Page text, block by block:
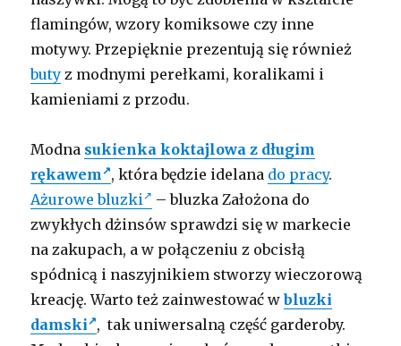
flamingów, wzory komiksowe czy inne
motywy. Przepięknie prezentują się również
buty z modnymi perełkami, koralikami i
kamieniami z przodu.
Modna sukienka koktajlowa z długim
rękawem
, która będzie idelana do pracy.
Ażurowe bluzki
– bluzka Założona do
zwykłych dżinsów sprawdzi się w markecie
na zakupach, a w połączeniu z obcisłą
spódnicą i naszyjnikiem stworzy wieczorową
kreację. Warto też zainwestować wbluzki
damski , tak uniwersalną część garderoby.